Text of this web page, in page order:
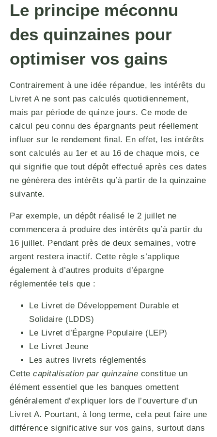
Le principe méconnu
des quinzaines pour
optimiser vos gains
Contrairement à une idée répandue, les intérêts du
Livret A ne sont pas calculés quotidiennement,
mais par période de quinze jours. Ce mode de
calcul peu connu des épargnants peut réellement
influer sur le rendement final. En effet, les intérêts
sont calculés au 1er et au 16 de chaque mois, ce
qui signifie que tout dépôt effectué après ces dates
ne générera des intérêts qu’à partir de la quinzaine
suivante.
Par exemple, un dépôt réalisé le 2 juillet ne
commencera à produire des intérêts qu’à partir du
16 juillet. Pendant près de deux semaines, votre
argent restera inactif. Cette règle s’applique
également à d’autres produits d’épargne
réglementée tels que :
Le Livret de Développement Durable et
Solidaire (LDDS)
Le Livret d’Épargne Populaire (LEP)
Le Livret Jeune
Les autres livrets réglementés
Cette capitalisation par quinzaine constitue un
élément essentiel que les banques omettent
généralement d’expliquer lors de l’ouverture d’un
Livret A. Pourtant, à long terme, cela peut faire une
différence significative sur vos gains, surtout dans